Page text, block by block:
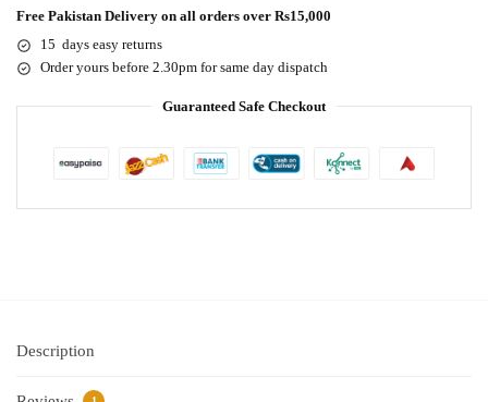
Free Pakistan Delivery on all orders over Rs15,000
15 days easy returns
Order yours before 2.30pm for same day dispatch
Guaranteed Safe Checkout
Description